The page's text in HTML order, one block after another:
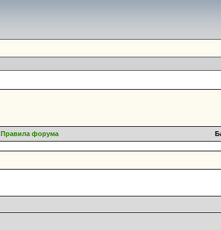
Правила форума